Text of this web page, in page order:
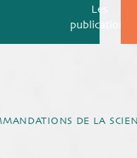
Les
publications
DE LA